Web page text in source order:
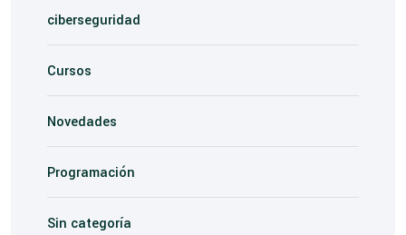
ciberseguridad
Cursos
Novedades
Programación
Sin categoría